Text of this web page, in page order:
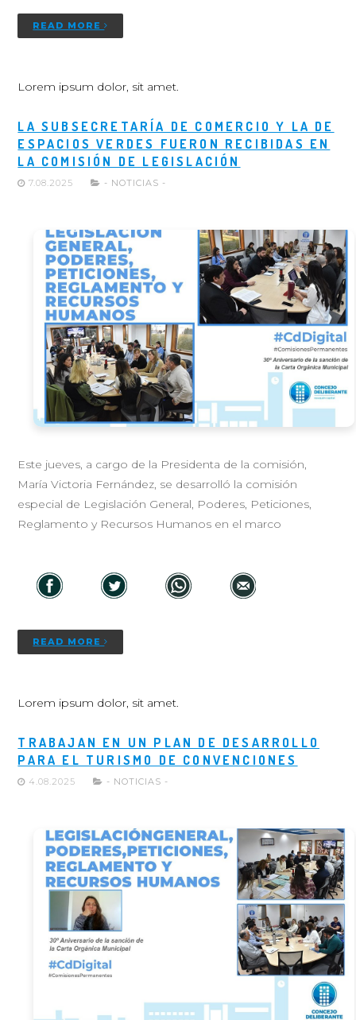
READ MORE
Lorem ipsum dolor, sit amet.
LA SUBSECRETARÍA DE COMERCIO Y LA DE
ESPACIOS VERDES FUERON RECIBIDAS EN
LA COMISIÓN DE LEGISLACIÓN
7.08.2025 - NOTICIAS -
Este jueves, a cargo de la Presidenta de la comisión,
María Victoria Fernández, se desarrolló la comisión
especial de Legislación General, Poderes, Peticiones,
Reglamento y Recursos Humanos en el marco
READ MORE
Lorem ipsum dolor, sit amet.
TRABAJAN EN UN PLAN DE DESARROLLO
PARA EL TURISMO DE CONVENCIONES
4.08.2025 - NOTICIAS -